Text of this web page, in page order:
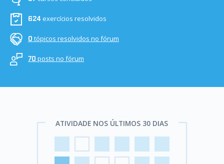
624exercícios resolvidos
0 tópicos resolvidos no fórum
70 posts no fórum
ATIVIDADE NOS ÚLTIMOS 30 DIAS